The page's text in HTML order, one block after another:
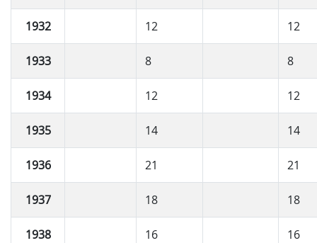
1932 12 12
1933 8 8
1934 12 12
1935 14 14
1936 21 21
1937 18 18
1938 16 16